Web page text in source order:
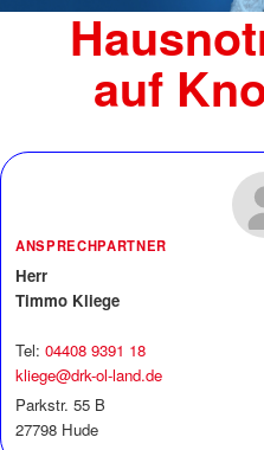
auf
ANSPRECHPARTNER
Herr
Timmo Kliege
Tel: 04408 9391 18
kliege@drk-ol-land.de
Parkstr. 55 B
27798 Hude